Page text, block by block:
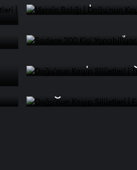
Doğu'nun Kayıp
Doğu'nun Kayıp